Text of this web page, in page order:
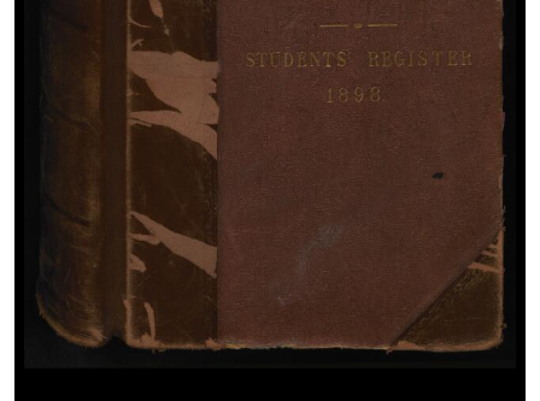
Contains student entries 2010-2404.
Prifysgol Aberystwyth
http://rightsstatements.org/page/InC-NC/1.0/